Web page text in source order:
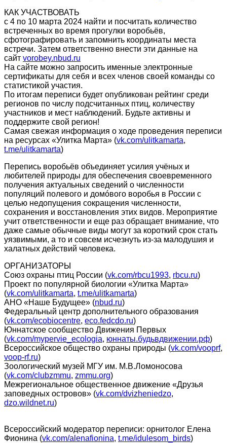
КАК УЧАСТВОВАТЬ
с 4 по 10 марта 2024 найти и посчитать количество
встреченных во время прогулки воробьёв,
сфотографировать и запомнить координаты места
встречи. Затем ответственно внести эти данные на
сайт vorobey.nbud.ru
На сайте можно запросить именные электронные
сертификаты для себя и всех членов своей команды со
статистикой участия.
По итогам переписи будет опубликован рейтинг среди
регионов по числу подсчитанных птиц, количеству
участников и мест наблюдений. Будьте активны и
поддержите свой регион!
Самая свежая информация о ходе проведения переписи
на ресурсах «Улитка Марта» (vk.com/ulitkamarta,
t.me/ulitkamarta)
Перепись воробьёв объединяет усилия учёных и
любителей природы для обеспечения своевременного
получения актуальных сведений о численности
популяций полевого и домóвого воробья в России с
целью недопущения сокращения численности,
сохранения и восстановления этих видов. Мероприятие
учит ответственности и еще раз обращает внимание, что
даже самые обычные виды могут за короткий срок стать
уязвимыми, а то и совсем исчезнуть из-за малодушия и
халатных действий человека.
ОРГАНИЗАТОРЫ
Союз охраны птиц России (vk.com/rbcu1993, rbcu.ru)
Проект по популярной биологии «Улитка Марта»
(vk.com/ulitkamarta, t.me/ulitkamarta)
АНО «Наше Будущее» (nbud.ru)
Федеральный центр дополнительного образования
(vk.com/ecobiocentre, eco.fedcdo.ru)
Юннатское сообщество Движения Первых
(vk.com/mypervie_ecologia, юннаты.будьвдвижении.рф)
Всероссийское общество охраны природы (vk.com/vooprf,
voop-rf.ru)
Зоологический музей МГУ им. М.В.Ломоносова
(vk.com/clubzmmu, zmmu.org)
Межрегиональное общественное движение «Друзья
заповедных островов» (vk.com/dvizheniedzo,
dzo.wildnet.ru)
Всероссийский модератор переписи: орнитолог Елена
Фионина (vk.com/alenafionina, t.me/idulesom_birds)